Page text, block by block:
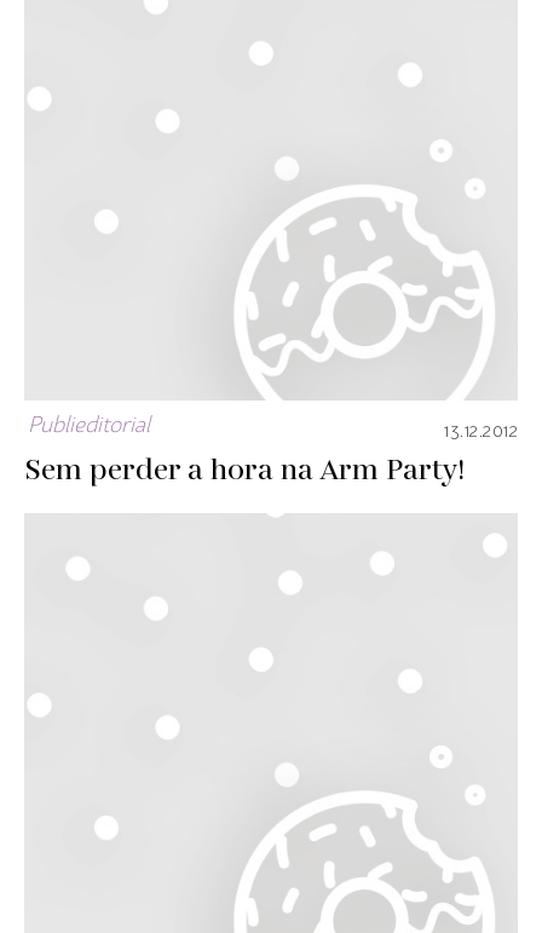
Publieditorial 13.12.2012
Sem perder a hora na Arm Party!